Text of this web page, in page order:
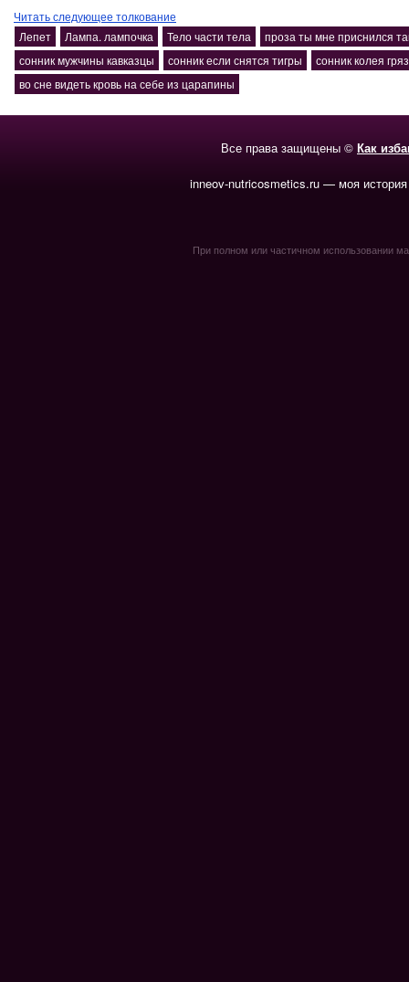
Читать следующее толкование
Лепет
Лампа. лампочка Тело части тела
проза ты мне приснился
сонник мужчины кавказцы
сонник если снятся тигры
сонник колея
во сне видеть кровь на себе из царапины
Все права защищены © Как
inneov-nutricosmetics.ru — моя
При полном или частичном использовании